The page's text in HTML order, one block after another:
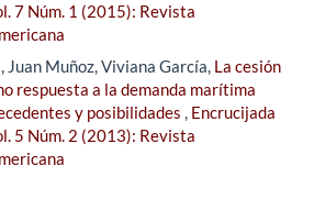
7 Núm. 1 (2015): Revista
Juan Muñoz, Viviana García, La cesión
respuesta a la demanda marítima
y posibilidades , Encrucijada
5 Núm. 2 (2013): Revista